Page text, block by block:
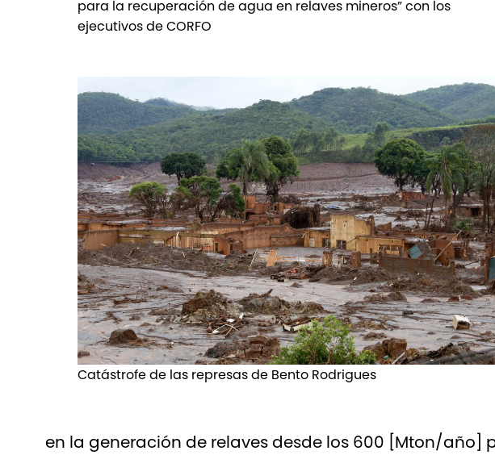
para la recuperación de agua en relaves mineros” con los
ejecutivos de CORFO
Catástrofe de las represas de Bento Rodrigues
en la generación de relaves desde los 600 [Mton/año]